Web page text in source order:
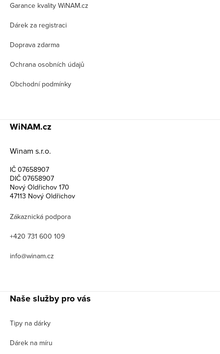
Garance kvality WiNAM.cz
Dárek za registraci
Doprava zdarma
Ochrana osobních údajů
Obchodní podmínky
WiNAM.cz
Winam s.r.o.
IČ 07658907
DIČ 07658907
Nový Oldřichov 170
47113 Nový Oldřichov
Zákaznická podpora
+420 731 600 109
info@winam.cz
Naše služby pro vás
Tipy na dárky
Dárek na míru